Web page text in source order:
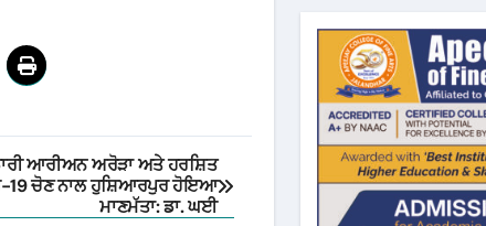
ਆਰੀਅਨ ਅਰੋੜਾ ਅਤੇ ਹਰਸ਼ਿਤ
19 ਚੋਣ ਨਾਲ ਹੁਸ਼ਿਆਰਪੁਰ ਹੋਇਆ
ਮਾਣਮੱਤਾ: ਡਾ. ਘਈ